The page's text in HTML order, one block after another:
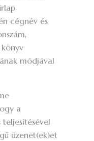
cégnév és
módjával
a
üzenet(ek)et